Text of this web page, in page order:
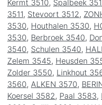
Kermt 3510, Spalbeek
3511, Stevoort 3512 ,
3530, Houthalen 3530,
3530, Berbroek 3540,
3540, Schulen 3540,
Zelem 3545, Heusden
Zolder 3550, Linkhout
3560, ALKEN 3570,
Koersel 3582 , Paal 3583,